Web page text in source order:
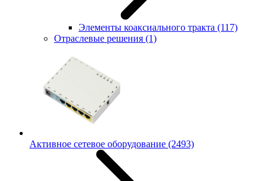
Элементы коаксиального тракта (117)
Отраслевые решения (1)
Активное сетевое оборудование (2493)